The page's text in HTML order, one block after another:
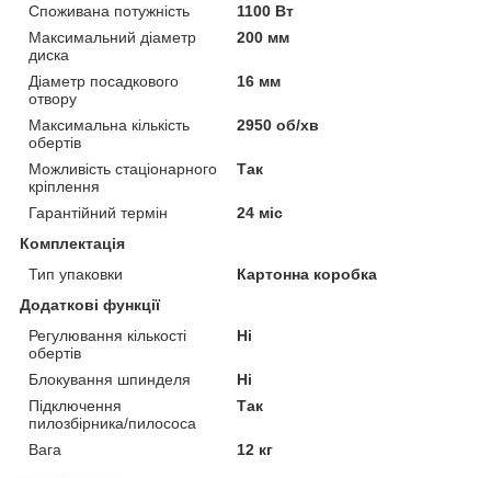
Споживана потужність
1100 Вт
Максимальний діаметр
диска
200 мм
Діаметр посадкового
отвору
16 мм
Максимальна кількість
обертів
2950 об/хв
Можливість стаціонарного
кріплення
Так
Гарантійний термін
24 міс
Комплектація
Тип упаковки
Картонна коробка
Додаткові функції
Регулювання кількості
обертів
Ні
Блокування шпинделя
Ні
Підключення
пилозбірника/пилососа
Так
Вага 12 кг